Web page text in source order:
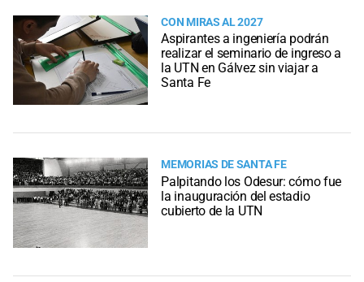
CON MIRAS AL 2027
Aspirantes a ingeniería podrán
realizar el seminario de ingreso a
la UTN en Gálvez sin viajar a
Santa Fe
MEMORIAS DE SANTA FE
Palpitando los Odesur: cómo fue
la inauguración del estadio
cubierto de la UTN